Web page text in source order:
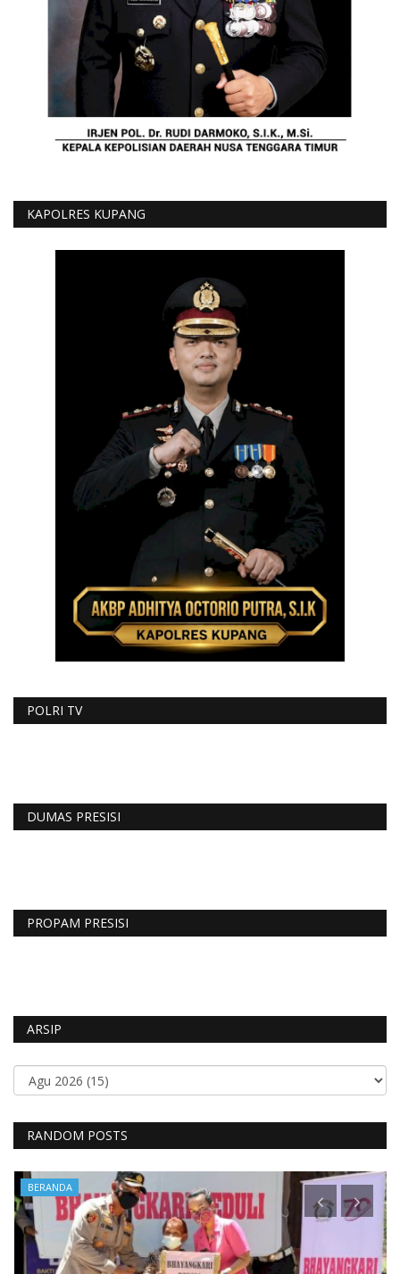
KAPOLRES KUPANG
POLRI TV
DUMAS PRESISI
PROPAM PRESISI
ARSIP
RANDOM POSTS
BERANDA